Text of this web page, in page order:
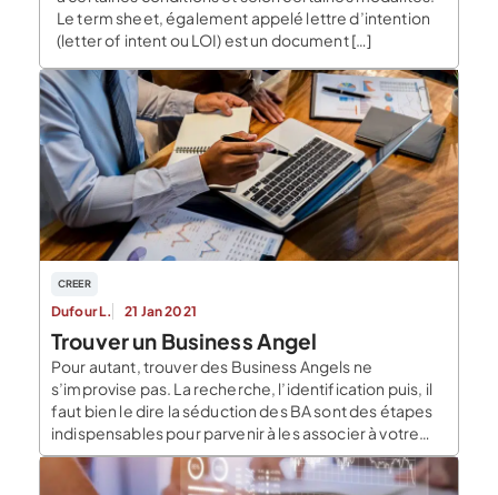
Le term sheet, également appelé lettre d’intention
(letter of intent ou LOI) est un document […]
CREER
Dufour L. 21 Jan 2021
Trouver un Business Angel
Pour autant, trouver des Business Angels ne
s’improvise pas. La recherche, l’identification puis, il
faut bien le dire la séduction des BA sont des étapes
indispensables pour parvenir à les associer à votre
projet. Dans cet article, nous expliquons comment
trouver un Business Angel. La place des Business